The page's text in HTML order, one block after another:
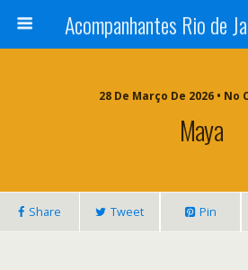
28 De Março De 2026 • No
Maya
Share Tweet Pin